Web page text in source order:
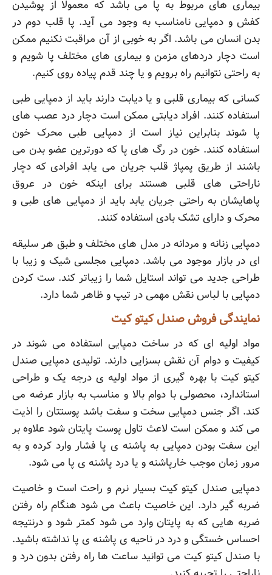
بیماری های مربوط به پا می باشد که معمولا از پوشیدن
کفش و دمپایی نامناسب به وجود می آید. پا قلب دوم در
بدن انسان می باشد. اگر به خوبی از آن مراقبت نکنیم ممکن
است دچار دردهای مزمن و بیماری های مختلف پا شویم و
به راحتی نتوانیم راه برویم و یا چند قدم پیاده روی کنیم.
کسانی که بیماری قلبی و یا دیابت دارند باید از دمپایی طبی
استفاده کنند. افراد دیابتی ممکن است دچار درد عصب های
پا شوند بنابراین نیاز است از دمپایی طبی محرک خون
استفاده کنند. خون در رگ های پا که دورترین عضو بدن می
باشند از طریق پمپاژ قلب جریان می یابد افرادی که دچار
ناراحتی های قلبی هستند برای اینکه خون در عروق
پاهایشان به راحتی جریان یابد باید از دمپایی های طبی و
محرک و دارای تشک بادی استفاده کنند.
دمپایی زنانه و مردانه در مدل های مختلف و طبق هر سلیقه
ای در بازار موجود می باشد. دمپایی مجلسی شیک و زیبا با
طراحی جدید می تواند استایل شما را زیباتر کند. ست کردن
دمپایی با لباس نقش مهمی در تیپ و ظاهر شما دارد.
نمایندگی فروش صندل کیتو کیت
مواد اولیه ای که در ساخت دمپایی استفاده می شوند در
کیفیت و دوام آن نقش بسزایی دارند. تولیدی دمپایی صندل
کیتو کیت با بهره گیری از مواد اولیه ی درجه یک و طراحی
استاندارد، محصولی با دوام بالا و مناسب به بازار عرضه می
کند. اگر جنس دمپایی سخت و سفت باشد پوستتان را اذیت
می کند و ممکن است لاعث تاول پوست پایتان شود علاوه بر
این سفت بودن دمپایی به پاشنه ی پا فشار وارد کرده و به
مرور زمان موجب خارپاشنه و یا درد پاشنه ی پا می شود.
دمپایی صندل کیتو کیت بسیار نرم و راحت است و خاصیت
ضربه گیر دارد. این خاصیت باعث می شود هنگام راه رفتن
ضربه هایی که به پایتان وارد می شود کمتر شود و درنتیجه
احساس خستگی و درد در ناحیه ی پاشنه ی پا نداشته باشید.
با صندل کیتو کیت می توانید ساعت ها راه رفتن بدون درد و